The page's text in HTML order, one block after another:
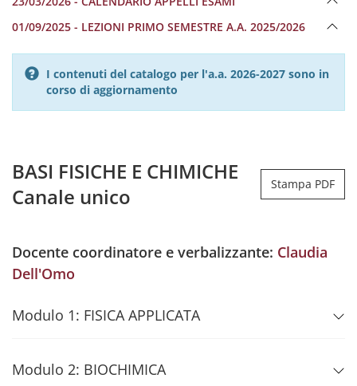
01/09/2025 - LEZIONI PRIMO SEMESTRE A.A. 2025/2026
I contenuti del catalogo per l'a.a. 2026-2027 sono in
corso di aggiornamento
BASI FISICHE E CHIMICHE
Canale unico
Stampa PDF
Docente coordinatore e verbalizzante: Claudia
Dell'Omo
Modulo 1: FISICA APPLICATA
Modulo 2: BIOCHIMICA